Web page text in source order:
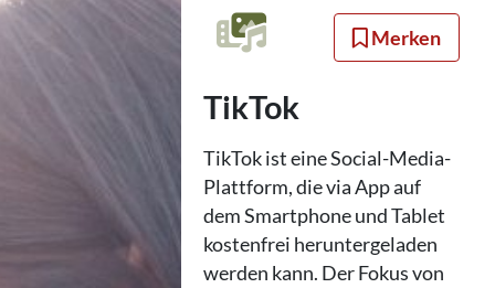
Merken
TikTok
TikTok ist eine Social-Media-
Plattform, die via App auf
dem Smartphone und Tablet
kostenfrei heruntergeladen
werden kann. Der Fokus von